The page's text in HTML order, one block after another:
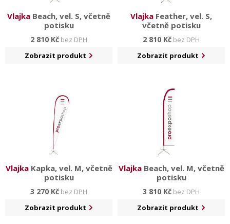
Vlajka Beach, vel. S, včetně
potisku
2 810 Kč bez DPH
Zobrazit produkt
Vlajka Feather, vel. S,
včetně potisku
2 810 Kč bez DPH
Zobrazit produkt
VlajkaKapka, vel. M, včetně
potisku
3 270 Kč bez DPH
Zobrazit produkt
VlajkaBeach, vel. M, včetně
potisku
3 810 Kč bez DPH
Zobrazit produkt